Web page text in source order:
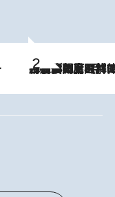
2026.8.8
「最後に見られてよかった」上野動物園の東園パンダ舎が解体前に特別公開。8月16日まで延長されたパネル展と共に辿る“半世紀”のパンダ飼育《解体工事の図面あり》